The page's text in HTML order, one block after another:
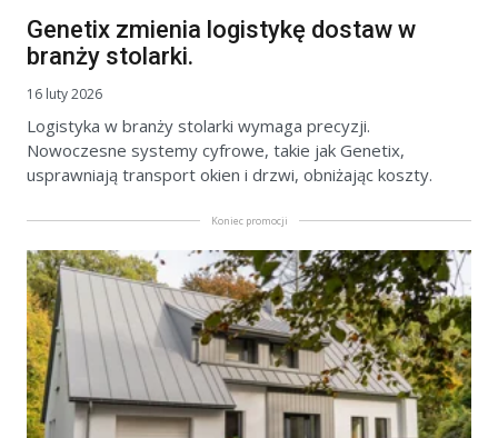
Genetix zmienia logistykę dostaw w
branży stolarki.
16 luty 2026
Logistyka w branży stolarki wymaga precyzji.
Nowoczesne systemy cyfrowe, takie jak Genetix,
usprawniają transport okien i drzwi, obniżając koszty.
Koniec promocji